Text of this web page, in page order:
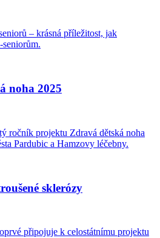
– krásná příležitost, jak
seniorům.
noha 2025
ročník projektu Zdravá dětská noha
Pardubic a Hamzovy léčebny.
sklerózy
připojuje k celostátnímu projektu